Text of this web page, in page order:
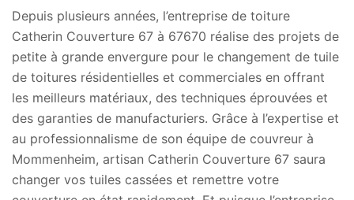
Depuis plusieurs années, l’entreprise de toiture
Catherin Couverture 67 à 67670 réalise des projets de
petite à grande envergure pour le changement de tuile
de toitures résidentielles et commerciales en offrant
les meilleurs matériaux, des techniques éprouvées et
des garanties de manufacturiers. Grâce à l’expertise et
au professionnalisme de son équipe de couvreur à
Mommenheim, artisan Catherin Couverture 67 saura
changer vos tuiles cassées et remettre votre